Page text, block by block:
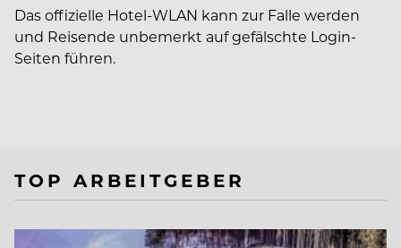
Das offizielle Hotel-WLAN kann zur Falle werden
und Reisende unbemerkt auf gefälschte Login-
Seiten führen.
TOP ARBEITGEBER